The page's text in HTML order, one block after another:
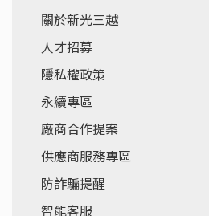
關於新光三越
人才招募
隱私權政策
永續專區
廠商合作提案
供應商服務專區
防詐騙提醒
智能客服